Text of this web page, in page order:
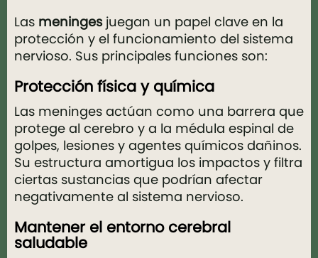
Las meninges juegan un papel clave en la
protección y el funcionamiento del sistema
nervioso. Sus principales funciones son:
Protección física y química
Las meninges actúan como una barrera que
protege al cerebro y a la médula espinal de
golpes, lesiones y agentes químicos dañinos.
Su estructura amortigua los impactos y filtra
ciertas sustancias que podrían afectar
negativamente al sistema nervioso.
Mantener el entorno cerebral
saludable